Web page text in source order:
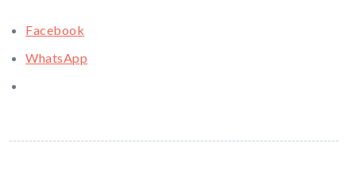
Facebook
WhatsApp